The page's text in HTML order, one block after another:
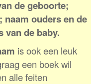
de geboorte;
naam ouders en de
van de baby.
is ook een leuk
een boek wil
alle feiten